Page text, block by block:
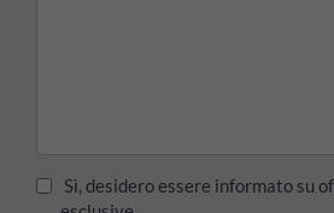
Sì, desidero essere informato su